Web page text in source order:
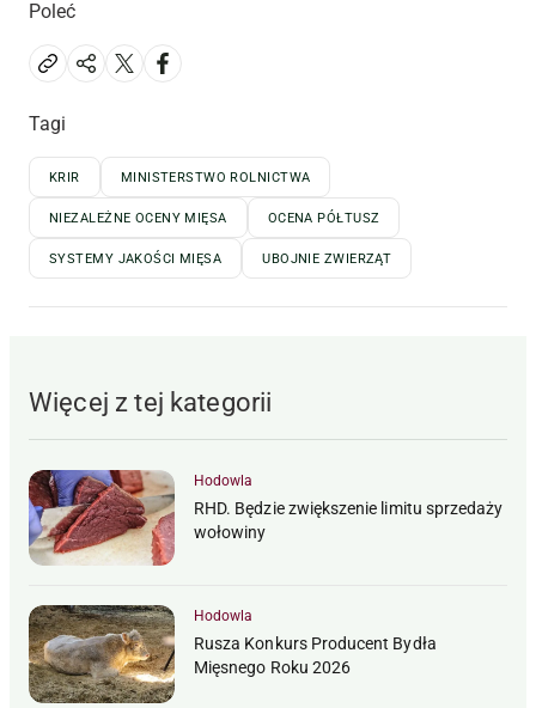
Poleć
Tagi
KRIR MINISTERSTWO ROLNICTWA
NIEZALEŻNE OCENY MIĘSA OCENA PÓŁTUSZ
SYSTEMY JAKOŚCI MIĘSA UBOJNIE ZWIERZĄT
Więcej z tej kategorii
Hodowla
RHD. Będzie zwiększenie limitu sprzedaży
wołowiny
Hodowla
Rusza Konkurs Producent Bydła
Mięsnego Roku 2026